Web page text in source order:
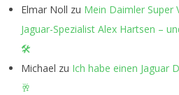
Elmar Noll zu Mein Daimler Super
Jaguar-Spezialist Alex Hartsen –
🛠️
Michael zu Ich habe einen Jaguar
🥂